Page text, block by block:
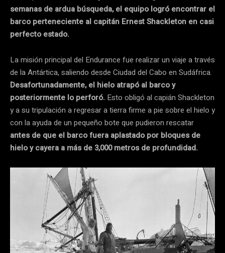
semanas de ardua búsqueda, el equipo logró encontrar el
barco perteneciente al capitán Ernest Shackleton en casi
perfecto estado.
La misión principal del Endurance fue realizar un viaje a través
de la Antártica, saliendo desde Ciudad del Cabo en Sudáfrica.
Desafortunadamente, el hielo atrapó al barco y
posteriormente lo perforó. Esto obligó al capián Shackleton
y a su tripulación a regresar a tierra firme a pie sobre el hielo y
con la ayuda de un pequeño bote que pudieron rescatar
antes de que el barco fuera aplastado por bloques de
hielo y cayera a más de 3,000 metros de profundidad.